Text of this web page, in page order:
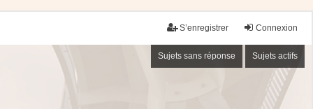
Connexion
S’enregistrer
Sujets sans réponse Sujets actifs